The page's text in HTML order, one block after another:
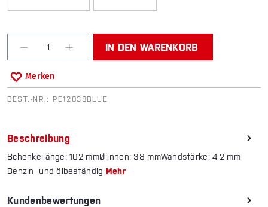
Produkt Anzahl: Gib den gewünschten Wert ein
IN DEN WARENKORB
Merken
BEST.-NR.: PE12038BLUE
Beschreibung
Schenkellänge: 102 mmØ innen: 38 mmWandstärke: 4,2 mm
Benzin- und ölbeständig Mehr
Kundenbewertungen